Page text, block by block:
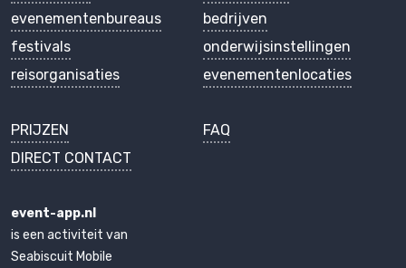
evenementenbureaus
bedrijven
festivals
onderwijsinstellingen
reisorganisaties
evenementenlocaties
PRIJZEN
FAQ
DIRECT CONTACT
event-app.nl
is een activiteit van
Seabiscuit Mobile